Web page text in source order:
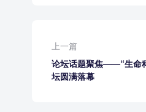
上一篇
论坛话题聚焦——“生命
坛圆满落幕